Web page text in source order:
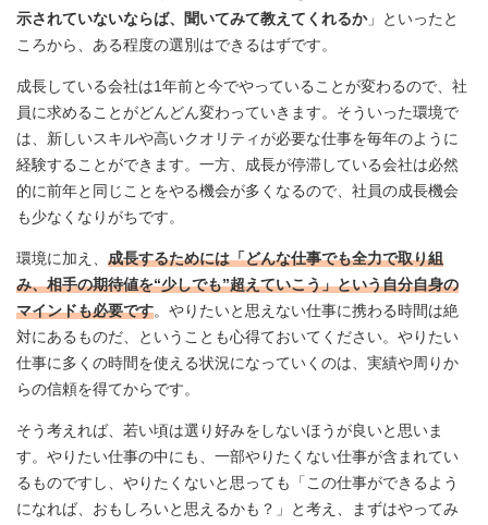
示されていないならば、聞いてみて教えてくれるか」といったと
ころから、ある程度の選別はできるはずです。
成長している会社は1年前と今でやっていることが変わるので、社
員に求めることがどんどん変わっていきます。そういった環境で
は、新しいスキルや高いクオリティが必要な仕事を毎年のように
経験することができます。一方、成長が停滞している会社は必然
的に前年と同じことをやる機会が多くなるので、社員の成長機会
も少なくなりがちです。
環境に加え、 成長するためには「どんな仕事でも全力で取り組
み、相手の期待値を“少しでも”超えていこう」という自分自身の
マインドも必要です。やりたいと思えない仕事に携わる時間は絶
対にあるものだ、ということも心得ておいてください。やりたい
仕事に多くの時間を使える状況になっていくのは、実績や周りか
らの信頼を得てからです。
そう考えれば、若い頃は選り好みをしないほうが良いと思いま
す。やりたい仕事の中にも、一部やりたくない仕事が含まれてい
るものですし、やりたくないと思っても「この仕事ができるよう
になれば、おもしろいと思えるかも？」と考え、まずはやってみ